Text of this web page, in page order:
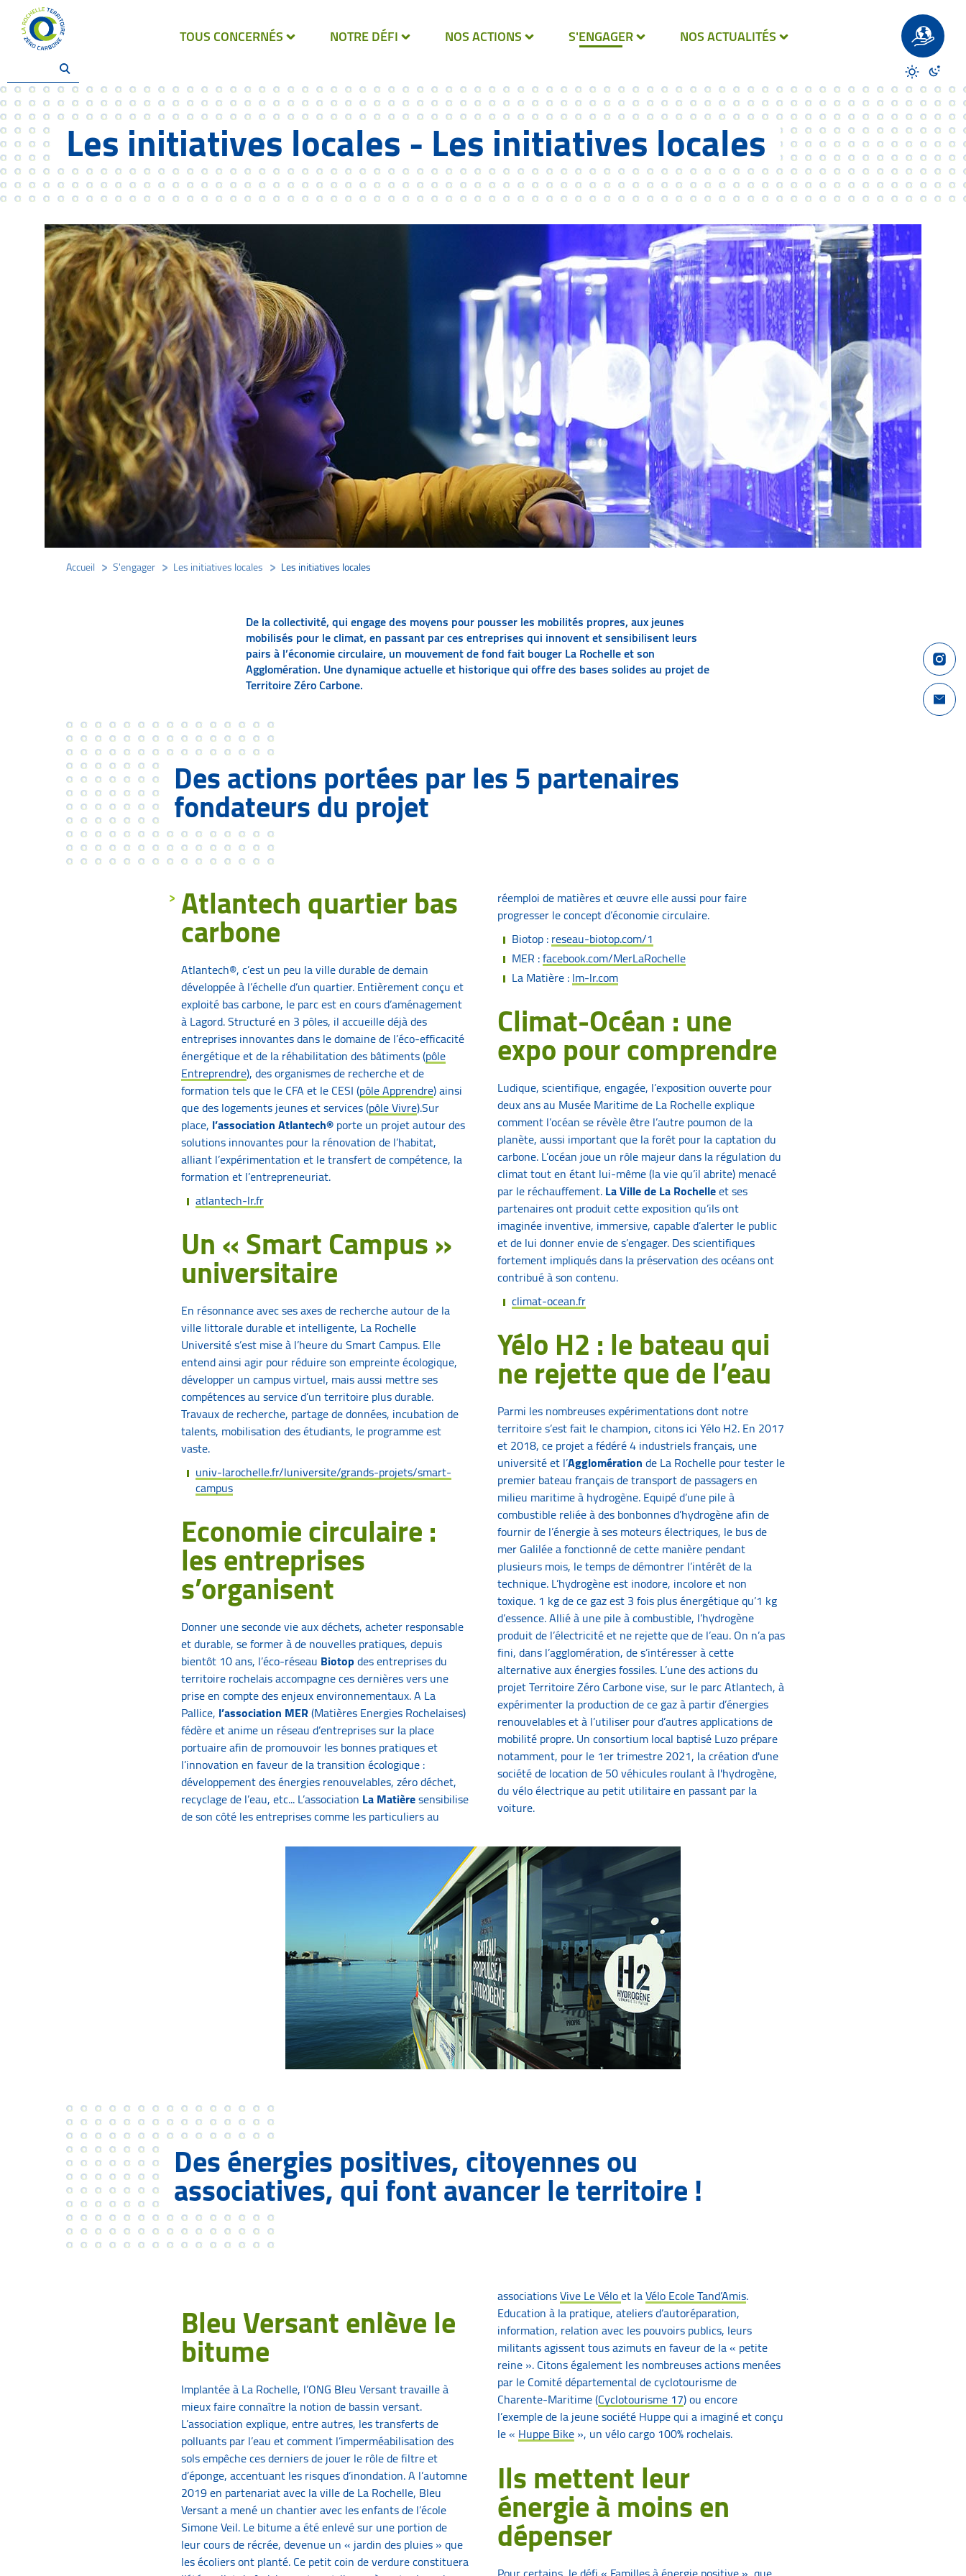
TOUS CONCERNÉS NOTRE DÉFI NOS ACTIONS S'ENGAGER NOS ACTUALITÉS
Un site éco-
Désactiver
Les initiatives locales - Les initiatives locales
Accueil S'engager Les initiatives locales Les initiatives locales
De la collectivité, qui engage des moyens pour pousser les mobilités propres, aux jeunes
mobilisés pour le climat, en passant par ces entreprises qui innovent et sensibilisent leurs
pairs à l’économie circulaire, un mouvement de fond fait bouger La Rochelle et son
Agglomération. Une dynamique actuelle et historique qui offre des bases solides au projet de
Territoire Zéro Carbone.
Des actions portées par les 5 partenaires
fondateurs du projet
Atlantech quartier bas
carbone
Atlantech®, c’est un peu la ville durable de demain
développée à l’échelle d’un quartier. Entièrement conçu et
exploité bas carbone, le parc est en cours d’aménagement
à Lagord. Structuré en 3 pôles, il accueille déjà des
entreprises innovantes dans le domaine de l’éco-efficacité
énergétique et de la réhabilitation des bâtiments (pôle
Entreprendre), des organismes de recherche et de
formation tels que le CFA et le CESI (pôle Apprendre) ainsi
que des logements jeunes et services (pôle Vivre).Sur
place, l’association Atlantech®porte un projet autour des
solutions innovantes pour la rénovation de l’habitat,
alliant l’expérimentation et le transfert de compétence, la
formation et l’entrepreneuriat.
atlantech-lr.fr
Un « Smart Campus »
universitaire
En résonnance avec ses axes de recherche autour de la
ville littorale durable et intelligente, La Rochelle
Université s’est mise à l’heure du Smart Campus. Elle
entend ainsi agir pour réduire son empreinte écologique,
développer un campus virtuel, mais aussi mettre ses
compétences au service d’un territoire plus durable.
Travaux de recherche, partage de données, incubation de
talents, mobilisation des étudiants, le programme est
vaste.
univ-larochelle.fr/luniversite/grands-projets/smart-
campus
Economie circulaire :
les entreprises
s’organisent
Donner une seconde vie aux déchets, acheter responsable
et durable, se former à de nouvelles pratiques, depuis
bientôt 10 ans, l’éco-réseau Biotopdes entreprises du
territoire rochelais accompagne ces dernières vers une
prise en compte des enjeux environnementaux. A La
Pallice, l’association MER(Matières Energies Rochelaises)
fédère et anime un réseau d’entreprises sur la place
portuaire afin de promouvoir les bonnes pratiques et
l’innovation en faveur de la transition écologique :
développement des énergies renouvelables, zéro déchet,
recyclage de l’eau, etc... L’association La Matièresensibilise
de son côté les entreprises comme les particuliers au
réemploi de matières et œuvre elle aussi pour faire
progresser le concept d’économie circulaire.
Biotop :reseau-biotop.com/1
MER :facebook.com/MerLaRochelle
La Matière :lm-lr.com
Climat-Océan : une
expo pour comprendre
Ludique, scientifique, engagée, l’exposition ouverte pour
deux ans au Musée Maritime de La Rochelle explique
comment l’océan se révèle être l’autre poumon de la
planète, aussi important que la forêt pour la captation du
carbone. L’océan joue un rôle majeur dans la régulation du
climat tout en étant lui-même (la vie qu’il abrite) menacé
par le réchauffement.La Ville de La Rochelleet ses
partenaires ont produit cette exposition qu’ils ont
imaginée inventive, immersive, capable d’alerter le public
et de lui donner envie de s’engager. Des scientifiques
fortement impliqués dans la préservation des océans ont
contribué à son contenu.
climat-ocean.fr
Yélo H2 : le bateau qui
ne rejette que de l’eau
Parmi les nombreuses expérimentations dont notre
territoire s’est fait le champion, citons ici Yélo H2. En 2017
et 2018, ce projet a fédéré 4 industriels français, une
université et l’Agglomérationde La Rochelle pour tester le
premier bateau français de transport de passagers en
milieu maritime à hydrogène. Equipé d’une pile à
combustible reliée à des bonbonnes d’hydrogène afin de
fournir de l’énergie à ses moteurs électriques, le bus de
mer Galilée a fonctionné de cette manière pendant
plusieurs mois, le temps de démontrer l’intérêt de la
technique. L’hydrogène est inodore, incolore et non
toxique. 1 kg de ce gaz est 3 fois plus énergétique qu’1 kg
d’essence. Allié à une pile à combustible, l’hydrogène
produit de l’électricité et ne rejette que de l’eau. On n’a pas
fini, dans l’agglomération, de s’intéresser à cette
alternative aux énergies fossiles. L’une des actions du
projet Territoire Zéro Carbone vise, sur le parc Atlantech, à
expérimenter la production de ce gaz à partir d’énergies
renouvelables et à l’utiliser pour d’autres applications de
mobilité propre. Un consortium local baptisé Luzo prépare
notamment, pour le 1er trimestre 2021, la création d'une
société de location de 50 véhicules roulant à l'hydrogène,
du vélo électrique au petit utilitaire en passant par la
voiture.
Des énergies positives, citoyennes ou
associatives, qui font avancer le territoire !
Bleu Versant enlève le
bitume
Implantée à La Rochelle, l’ONG Bleu Versant travaille à
mieux faire connaître la notion de bassin versant.
L’association explique, entre autres, les transferts de
polluants par l’eau et comment l’imperméabilisation des
sols empêche ces derniers de jouer le rôle de filtre et
d’éponge, accentuant les risques d’inondation. A l’automne
2019 en partenariat avec la ville de La Rochelle, Bleu
Versant a mené un chantier avec les enfants de l’école
Simone Veil. Le bitume a été enlevé sur une portion de
leur cours de récrée, devenue un « jardin des pluies » que
les écoliers ont planté. Ce petit coin de verdure constituera
associationsVive Le Véloet laVélo Ecole Tand’Amis.
Education à la pratique, ateliers d’autoréparation,
information, relation avec les pouvoirs publics, leurs
militants agissent tous azimuts en faveur de la « petite
reine ». Citons également les nombreuses actions menées
par le Comité départemental de cyclotourisme de
Charente-Maritime (Cyclotourisme 17) ou encore
l’exemple de la jeune société Huppe qui a imaginé et conçu
le «Huppe Bike», un vélo cargo 100% rochelais.
Ils mettent leur
énergie à moins en
dépenser
Compte
Nous